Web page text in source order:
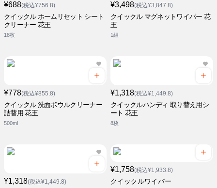
¥688(税込¥756.8)
クイックル ホームリセット シート
クリーナー 花王
18枚
¥3,498(税込¥3,847.8)
クイックル マグネットワイパー 花
王
1組
¥778(税込¥855.8)
クイックル 洗面ボウルクリーナー
詰替用 花王
500ml
¥1,318(税込¥1,449.8)
クイックルハンディ 取り替え用シ
ート 花王
8枚
¥1,318(税込¥1,449.8)
¥1,758(税込¥1,933.8)
クイックルワイパー